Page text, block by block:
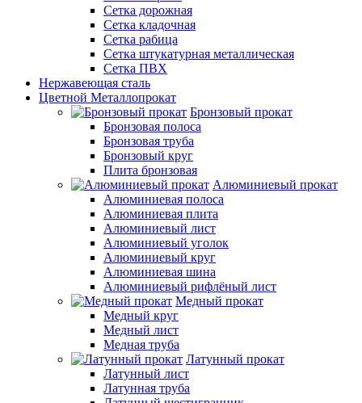
Сетка дорожная
Сетка кладочная
Сетка рабица
Сетка штукатурная металлическая
Сетка ПВХ
Нержавеющая сталь
Цветной Металлопрокат
Бронзовый прокат
Бронзовая полоса
Бронзовая труба
Бронзовый круг
Плита бронзовая
Алюминиевый прокат
Алюминиевая полоса
Алюминиевая плита
Алюминиевый лист
Алюминиевый уголок
Алюминиевый круг
Алюминиевая шина
Алюминиевый рифлёный лист
Медный прокат
Медный круг
Медный лист
Медная труба
Латунный прокат
Латунный лист
Латунная труба